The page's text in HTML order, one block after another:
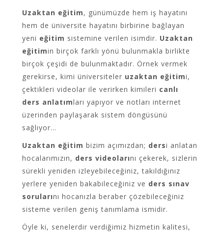
Uzaktan eğitim, günümüzde hem iş hayatını
hem de üniversite hayatını birbirine bağlayan
yeni eğitim sistemine verilen isimdir. Uzaktan
eğitimin birçok farklı yönü bulunmakla birlikte
birçok çeşidi de bulunmaktadır. Örnek vermek
gerekirse, kimi üniversiteler uzaktan eğitimi,
çektikleri videolar ile verirken kimileri canlı
ders anlatımları yapıyor ve notları internet
üzerinden paylaşarak sistem döngüsünü
sağlıyor…
Uzaktan eğitim bizim açımızdan; dersi anlatan
hocalarımızın, ders videolarını çekerek, sizlerin
sürekli yeniden izleyebileceğiniz, takıldığınız
yerlere yeniden bakabileceğiniz ve ders sınav
sorularını hocanızla beraber çözebileceğiniz
sisteme verilen geniş tanımlama ismidir.
Öyle ki, senelerdir verdiğimiz hizmetin kalitesi,